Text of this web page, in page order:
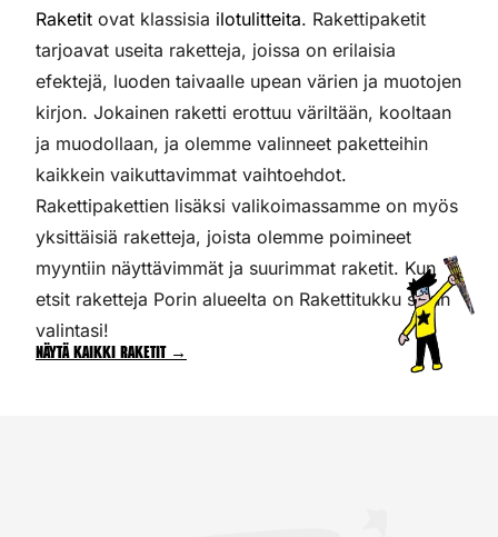
Raketit ovat klassisia ilotulitteita. Rakettipaketit
tarjoavat useita raketteja, joissa on erilaisia
efektejä, luoden taivaalle upean värien ja muotojen
kirjon. Jokainen raketti erottuu väriltään, kooltaan
ja muodollaan, ja olemme valinneet paketteihin
kaikkein vaikuttavimmat vaihtoehdot.
Rakettipakettien lisäksi valikoimassamme on myös
yksittäisiä raketteja, joista olemme poimineet
myyntiin näyttävimmät ja suurimmat raketit. Kun
etsit raketteja Porin alueelta on Rakettitukku sinun
valintasi!
Näytä kaikki raketit →